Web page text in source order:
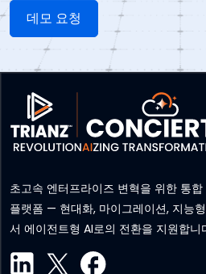
초고속 엔터프라이즈 변혁을 위한 통
플랫폼 — 현대화, 마이그레이션, 지능
서 에이전트형 AI로의 전환을 지원합니